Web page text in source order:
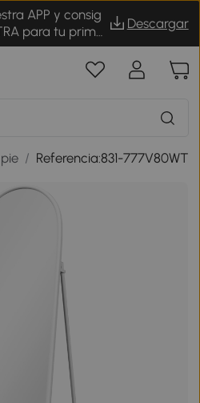
APP y consig
para tu prime
Descargar
/ Referencia:831-777V80WT